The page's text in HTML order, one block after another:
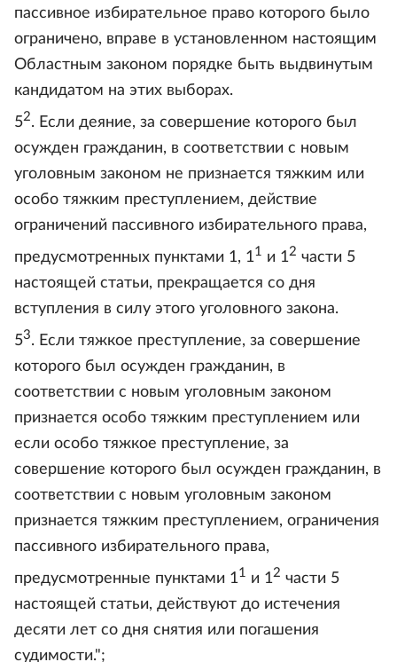
пассивное избирательное право которого было
ограничено, вправе в установленном настоящим
Областным законом порядке быть выдвинутым
кандидатом на этих выборах.
52. Если деяние, за совершение которого был
осужден гражданин, в соответствии с новым
уголовным законом не признается тяжким или
особо тяжким преступлением, действие
ограничений пассивного избирательного права,
предусмотренных пунктами 1, 11 и 12 части 5
настоящей статьи, прекращается со дня
вступления в силу этого уголовного закона.
53. Если тяжкое преступление, за совершение
которого был осужден гражданин, в
соответствии с новым уголовным законом
признается особо тяжким преступлением или
если особо тяжкое преступление, за
совершение которого был осужден гражданин, в
соответствии с новым уголовным законом
признается тяжким преступлением, ограничения
пассивного избирательного права,
предусмотренные пунктами 11 и 12 части 5
настоящей статьи, действуют до истечения
десяти лет со дня снятия или погашения
судимости.";